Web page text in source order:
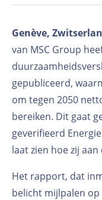
Genève,
van MSC Group
gepubliceerd,
om tegen 2050
bereiken. Dit gaat
geverifieerd
laat zien hoe zij
Het rapport, dat
belicht mijlpalen op